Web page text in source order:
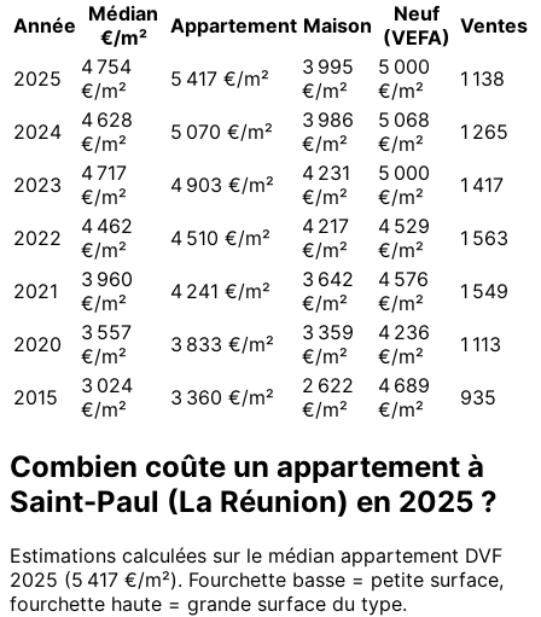
Année Médian
€/m²
Appartement Maison
Neuf
(VEFA) Ventes
2025
4 754
€/m²
5 417 €/m²
3 995
€/m²
5 000
€/m²
1 138
2024
4 628
€/m²
5 070 €/m²
3 986
€/m²
5 068
€/m²
1 265
2023
4 717
€/m²
4 903 €/m²
4 231
€/m²
5 000
€/m²
1 417
2022
4 462
€/m²
4 510 €/m²
4 217
€/m²
4 529
€/m²
1 563
2021
3 960
€/m²
4 241 €/m²
3 642
€/m²
4 576
€/m²
1 549
2020
3 557
€/m²
3 833 €/m²
3 359
€/m²
4 236
€/m²
1 113
2015
3 024
€/m²
3 360 €/m²
2 622
€/m²
4 689
€/m²
935
Combien coûte un appartement à
Saint-Paul (La Réunion) en 2025 ?
Estimations calculées sur le médian appartement DVF
2025 (5 417 €/m²). Fourchette basse = petite surface,
fourchette haute = grande surface du type.